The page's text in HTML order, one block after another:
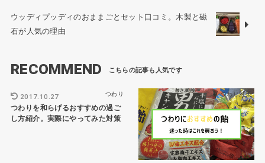
ウッディプッディのおままごとセット口コミ。木製と磁
石が人気の理由
RECOMMEND
つわり
2017.10.27
つわりを和らげるおすすめの過ご
し方紹介。実際にやってみた対策
つわり対策